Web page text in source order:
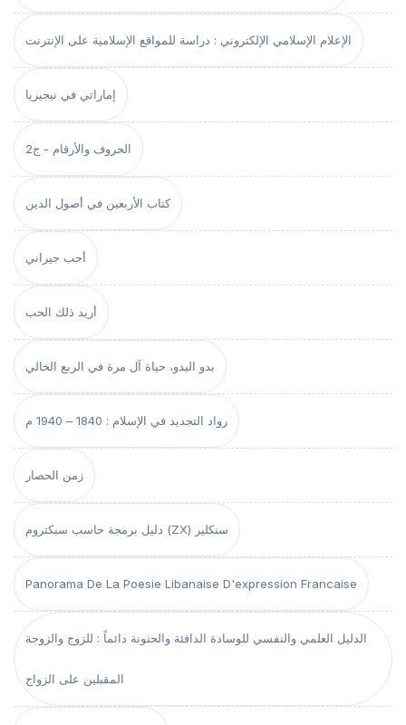
الإعلام الإسلامي الإلكتروني : دراسة للمواقع الإسلامية على الإنترنت
إماراتي في نيجيريا
الحروف والأرقام - ج2
كتاب الأربعين في أصول الدين
أحب جيراني
أريد ذلك الحب
بدو البدو، حياة آل مرة في الربع الخالي
رواد التجديد في الإسلام : 1840 – 1940 م
زمن الحصار
دليل برمجة حاسب سبكتروم (ZX) سنكلير
Panorama De La Poesie Libanaise D'expression Francaise
الدليل العلمي والنفسي للوسادة الدافئة والحنونة دائماً : للزوج والزوجة
المقبلين على الزواج